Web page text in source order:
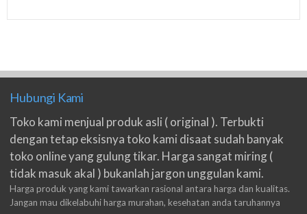
Hubungi Kami
Toko kami menjual produk asli ( original ). Terbukti
dengan tetap eksisnya toko kami disaat sudah banyak
toko online yang gulung tikar. Harga sangat miring (
tidak masuk akal ) bukanlah jargon unggulan kami.
Harga produk yang kami tawarkan rasional antara harga dan kualitas.
Jangan mau dikelabuhi harga murahan, kesehatan anda taruhannya